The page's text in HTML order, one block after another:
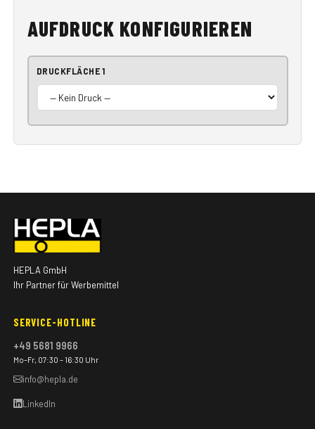
AUFDRUCK KONFIGURIEREN
DRUCKFLÄCHE 1
HEPLA GmbH
Ihr Partner für Werbemittel
SERVICE-HOTLINE
+49 5681 9966
Mo–Fr, 07:30 – 16:30 Uhr
info@hepla.de
LinkedIn